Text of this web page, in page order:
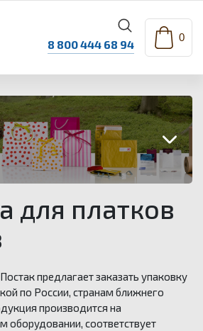
8 800 444 68 94 0
подушкой
для платков
предлагает заказать упаковку
по России, странам ближнего
производится на
оборудовании, соответствует